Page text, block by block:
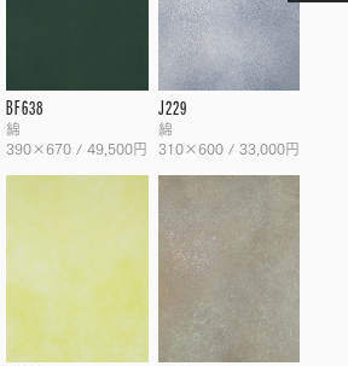
BF638
綿
390×670 / 49,500円
J229
綿
310×600 / 33,000円